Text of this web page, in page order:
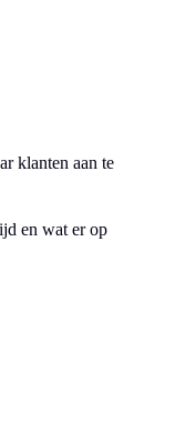
klanten aan te
en wat er op